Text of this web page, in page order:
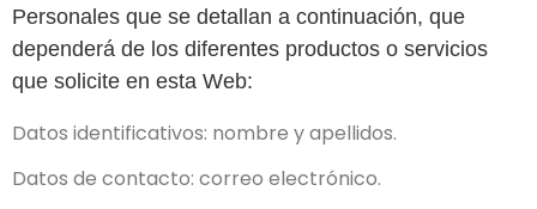
Personales que se detallan a continuación, que
dependerá de los diferentes productos o servicios
que solicite en esta Web:
Datos identificativos: nombre y apellidos.
Datos de contacto: correo electrónico.